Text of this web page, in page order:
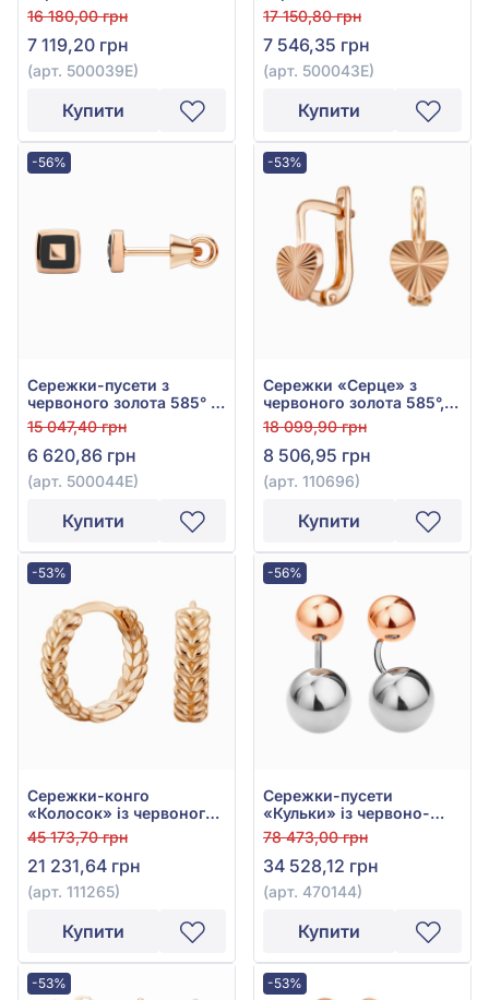
емаллю, арт. 500039Е
16 180,00 грн
7 119,20 грн
(арт. 500039Е)
Купити
чорною емаллю, арт.
500043Е
17 150,80 грн
7 546,35 грн
(арт. 500043Е)
Купити
-56%
Сережки-пусети з
червоного золота 585° з
чорною емаллю, арт.
500044Е
15 047,40 грн
6 620,86 грн
(арт. 500044Е)
Купити
-53%
Сережки «Серце» з
червоного золота 585°,
арт. 110696
18 099,90 грн
8 506,95 грн
(арт. 110696)
Купити
-53%
Сережки-конго
«Колосок» із червоного
золота 585°, арт. 111265
45 173,70 грн
21 231,64 грн
(арт. 111265)
Купити
-56%
Сережки-пусети
«Кульки» із червоно-
білого золота 585°, без
вставки, арт. 470144
78 473,00 грн
34 528,12 грн
(арт. 470144)
Купити
-53% -53%